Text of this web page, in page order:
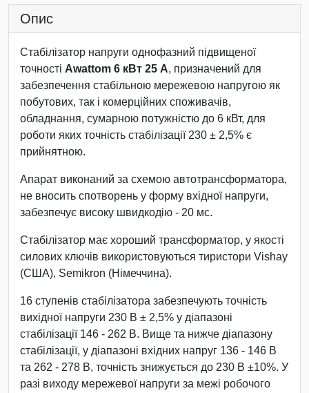
Опис
Стабілізатор напруги однофазний підвищеної
точності Awattom 6 кВт 25 А, призначений для
забезпечення стабільною мережевою напругою як
побутових, так і комерційних споживачів,
обладнання, сумарною потужністю до 6 кВт, для
роботи яких точність стабілізації 230 ± 2,5% є
прийнятною.
Апарат виконаний за схемою автотрансформатора,
не вносить спотворень у форму вхідної напруги,
забезпечує високу швидкодію - 20 мс.
Стабілізатор має хороший трансформатор, у якості
силових ключів використовуються тиристори Vishay
(США), Semikron (Німеччина).
16 ступенів стабілізатора забезпечують точність
вихідної напруги 230 В ± 2,5% у діапазоні
стабілізації 146 - 262 В. Вище та нижче діапазону
стабілізації, у діапазоні вхідних напруг 136 - 146 В
та 262 - 278 В, точність знижується до 230 В ±10%. У
разі виходу мережевої напруги за межі робочого